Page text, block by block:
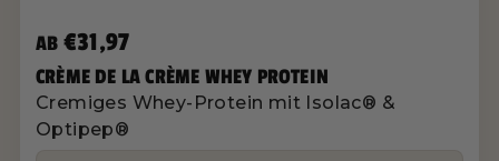
AB €31,97
CRÈME DE LA CRÈME WHEY PROTEIN
Cremiges Whey-Protein mit Isolac® &
Optipep®